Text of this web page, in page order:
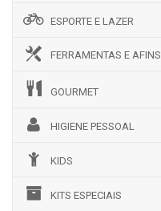
ESPORTE E LAZER
FERRAMENTAS E AFINS
GOURMET
HIGIENE PESSOAL
KIDS
KITS ESPECIAIS